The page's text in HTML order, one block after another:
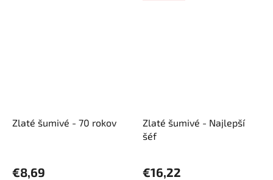
Zlaté šumivé - 70 rokov
€8,69
Zlaté šumivé - Najlepší
šéf
€16,22